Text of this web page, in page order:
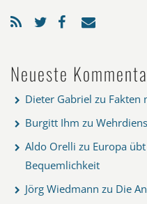
Neueste
Dieter Gabriel zu Fakten
Burgitt Ihm zu
Aldo Orelli zu Europa
Bequemlichkeit
Jörg Wiedmann zu Die